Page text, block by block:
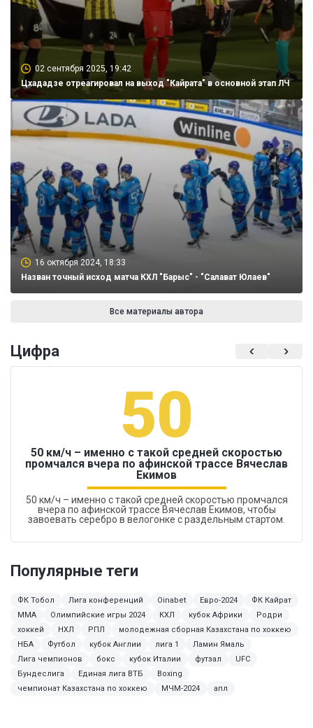
02 сентября 2025, 19:42
Цхададзе отреагировал на выход "Кайрата" в основной этап ЛЧ
16 октября 2024, 18:33
Назван точный исход матча КХЛ "Барыс" - "Салават Юлаев"
Все материалы автора
Цифра
50
50 км/ч – именно с такой средней скоростью
промчался вчера по афинской трассе Вячеслав
Екимов
50 км/ч – именно с такой средней скоростью промчался
вчера по афинской трассе Вячеслав Екимов, чтобы
завоевать серебро в велогонке с раздельным стартом.
Популярные теги
ФК Тобол Лига конференций Oinabet Евро-2024
ФК Кайрат
MMA
Олимпийские игры 2024 КХЛ кубок Африки
Родри
хоккей
НХЛ РПЛ
молодежная сборная Казахстана по хоккею
НБА
Футбол кубок Англии лига 1
Ламин Ямаль
Лига чемпионов
бокс кубок Италии футзал
UFC
Бундеслига
Единая лига ВТБ
Boxing
чемпионат Казахстана по хоккею
МЧМ-2024 апл